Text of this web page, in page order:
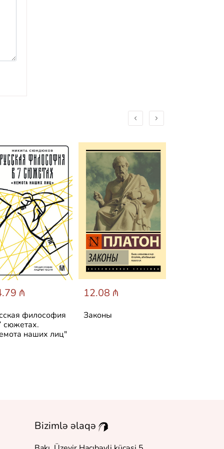
₼
философия
сюжетах.
наших лиц"
12.08 ₼
Законы
Bizimlə əlaqə